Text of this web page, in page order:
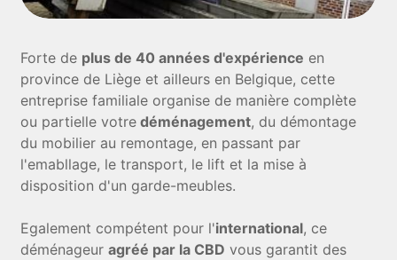
Forte de plus de 40 années d'expérience en
province de Liège et ailleurs en Belgique, cette
entreprise familiale organise de manière complète
ou partielle votre déménagement, du démontage
du mobilier au remontage, en passant par
l'emabllage, le transport, le lift et la mise à
disposition d'un garde-meubles.
Egalement compétent pour l'international, ce
déménageuragréé par la CBD vous garantit des